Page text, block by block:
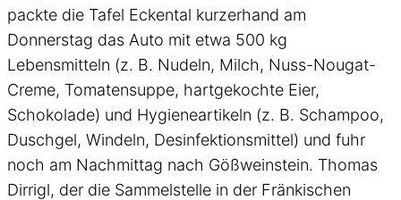
packte die Tafel Eckental kurzerhand am
Donnerstag das Auto mit etwa 500 kg
Lebensmitteln (z. B. Nudeln, Milch, Nuss-Nougat-
Creme, Tomatensuppe, hartgekochte Eier,
Schokolade) und Hygieneartikeln (z. B. Schampoo,
Duschgel, Windeln, Desinfektionsmittel) und fuhr
noch am Nachmittag nach Gößweinstein. Thomas
Dirrigl, der die Sammelstelle in der Fränkischen